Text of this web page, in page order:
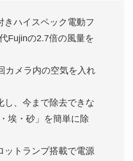
きハイスペック電動フ
Fujinの2.7倍の風量を
カメラ内の空気を入れ
し、今まで除去できな
埃・砂」を簡単に除
ットランプ搭載で電源